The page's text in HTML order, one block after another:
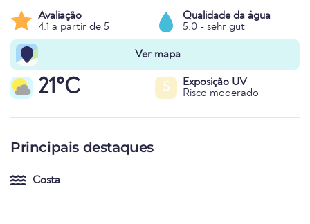
Avaliação
4.1 a partir de 5
Qualidade da água
5.0 - sehr gut
Ver mapa
21°C 5
Exposição UV
Risco moderado
Principais destaques
Costa